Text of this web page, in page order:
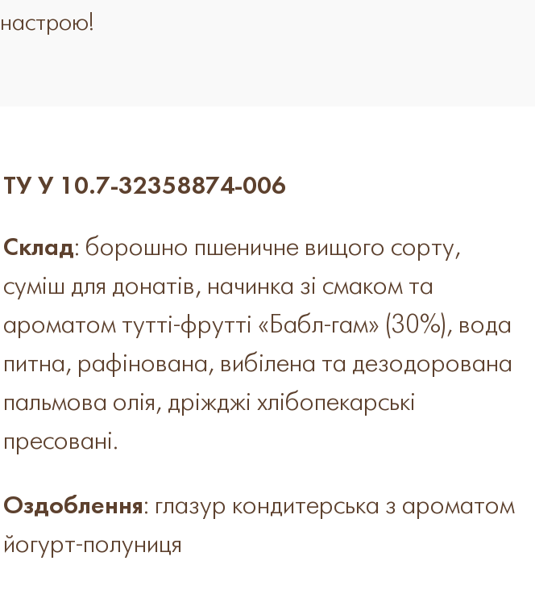
настрою!
ТУ У 10.7-32358874-006
Склад: борошно пшеничне вищого сорту,
суміш для донатів, начинка зі смаком та
ароматом тутті-фрутті «Бабл-гам» (30%), вода
питна, рафінована, вибілена та дезодорована
пальмова олія, дріжджі хлібопекарські
пресовані.
Оздоблення: глазур кондитерська з ароматом
йогурт-полуниця